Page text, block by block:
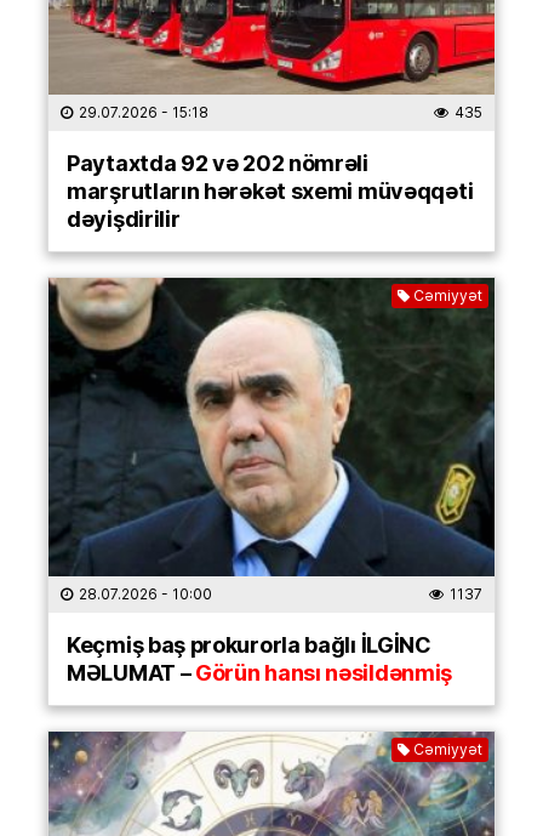
29.07.2026 - 15:18 435
Paytaxtda 92 və 202 nömrəli
marşrutların hərəkət sxemi müvəqqəti
dəyişdirilir
Cəmiyyət
28.07.2026 - 10:00 1137
Keçmiş baş prokurorla bağlı İLGİNC
MƏLUMAT –Görün hansı nəsildənmiş
Cəmiyyət